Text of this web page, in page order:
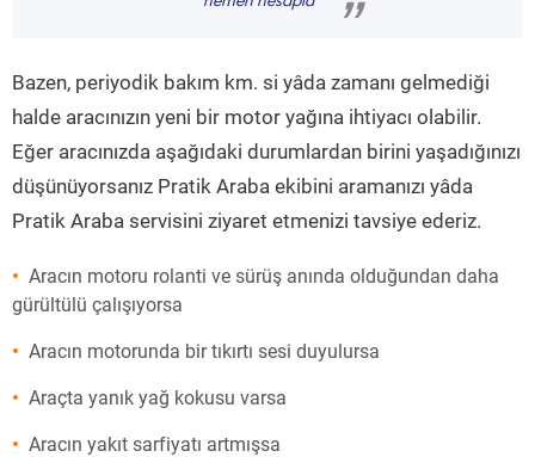
”
Bazen, periyodik bakım km. si yâda zamanı gelmediği
halde aracınızın yeni bir motor yağına ihtiyacı olabilir.
Eğer aracınızda aşağıdaki durumlardan birini yaşadığınızı
düşünüyorsanız Pratik Araba ekibini aramanızı yâda
Pratik Araba servisini ziyaret etmenizi tavsiye ederiz.
Aracın motoru rolanti ve sürüş anında olduğundan daha
gürültülü çalışıyorsa
Aracın motorunda bir tıkırtı sesi duyulursa
Araçta yanık yağ kokusu varsa
Aracın yakıt sarfiyatı artmışsa